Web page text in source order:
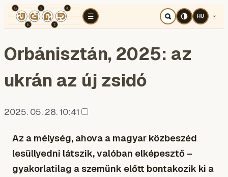
☰
TÉR KOGNITÍV HÁBORÚ
HU
Orbánisztán, 2025: az
ukrán az új zsidó
2025. 05. 28. 10:41
Az a mélység, ahova a magyar közbeszéd
lesüllyedni látszik, valóban elképesztő –
gyakorlatilag a szemünk előtt bontakozik ki a